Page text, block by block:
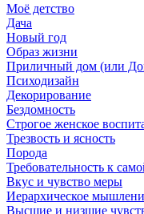
Моё детство
Дача
Новый год
Образ жизни
Приличный дом (или
Психодизайн
Декорирование
Бездомность
Строгое женское
Трезвость и ясность
Порода
Требовательность к
Вкус и чувство меры
Иерархическое
Высшие и низшие